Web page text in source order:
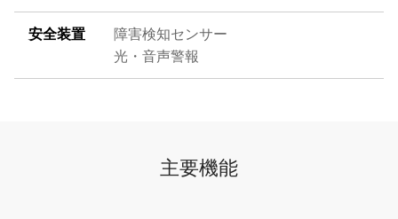
安全装置
障害検知センサー
光・音声警報
主要機能